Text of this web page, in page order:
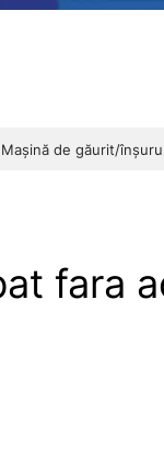
de găurit/
fara